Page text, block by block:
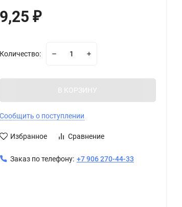
9,25 ₽
Количество:
В КОРЗИНУ
Сообщить о поступлении
Избранное Сравнение
Заказ по телефону: +7 906 270-44-33